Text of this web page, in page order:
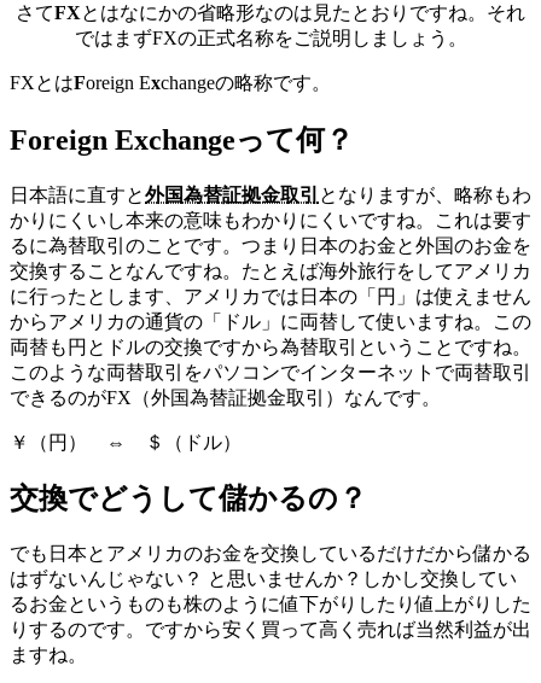
さてFXとはなにかの省略形なのは見たとおりですね。それ
ではまずFXの正式名称をご説明しましょう。
FXとはForeign Exchangeの略称です。
Foreign Exchangeって何？
日本語に直すと外国為替証拠金取引 となりますが、略称もわ
かりにくいし本来の意味もわかりにくいですね。これは要す
るに為替取引のことです。つまり日本のお金と外国のお金を
交換することなんですね。たとえば海外旅行をしてアメリカ
に行ったとします、アメリカでは日本の「円」は使えません
からアメリカの通貨の「ドル」に両替して使いますね。この
両替も円とドルの交換ですから為替取引ということですね。
このような両替取引をパソコンでインターネットで両替取引
できるのがFX（外国為替証拠金取引）なんです。
￥（円） ⇔ ＄（ドル）
交換でどうして儲かるの？
でも日本とアメリカのお金を交換しているだけだから儲かる
はずないんじゃない？ と思いませんか？しかし交換してい
るお金というものも株のように値下がりしたり値上がりした
りするのです。ですから安く買って高く売れば当然利益が出
ますね。